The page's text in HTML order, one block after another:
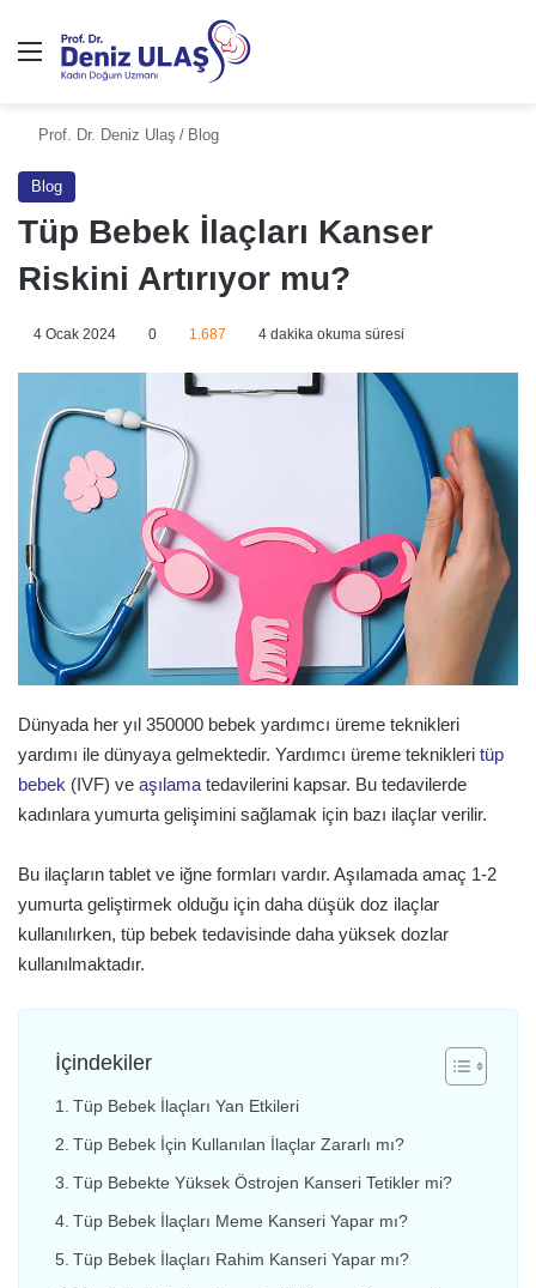
Prof. Dr. Deniz Ulaş / Blog
Blog
Tüp Bebek İlaçları Kanser
Riskini Artırıyor mu?
4 Ocak 2024 0 1.687 4 dakika okuma süresi
Dünyada her yıl 350000 bebek yardımcı üreme teknikleri
yardımı ile dünyaya gelmektedir. Yardımcı üreme teknikleri tüp
bebek (IVF) ve aşılamatedavilerini kapsar. Bu tedavilerde
kadınlara yumurta gelişimini sağlamak için bazı ilaçlar verilir.
Bu ilaçların tablet ve iğne formları vardır. Aşılamada amaç 1-2
yumurta geliştirmek olduğu için daha düşük doz ilaçlar
kullanılırken, tüp bebek tedavisinde daha yüksek dozlar
kullanılmaktadır.
İçindekiler
Tüp Bebek İlaçları Yan Etkileri
Tüp Bebek İçin Kullanılan İlaçlar Zararlı mı?
Tüp Bebekte Yüksek Östrojen Kanseri Tetikler mi?
Tüp Bebek İlaçları Meme Kanseri Yapar mı?
Tüp Bebek İlaçları Rahim Kanseri Yapar mı?